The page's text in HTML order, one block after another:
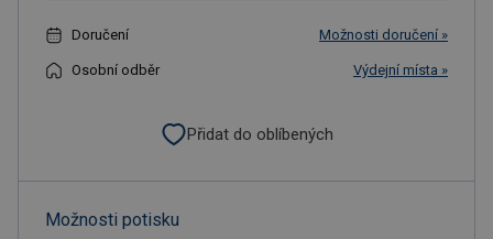
Doručení Možnosti doručení »
Osobní odběr Výdejní místa »
Přidat do oblíbených
Možnosti potisku